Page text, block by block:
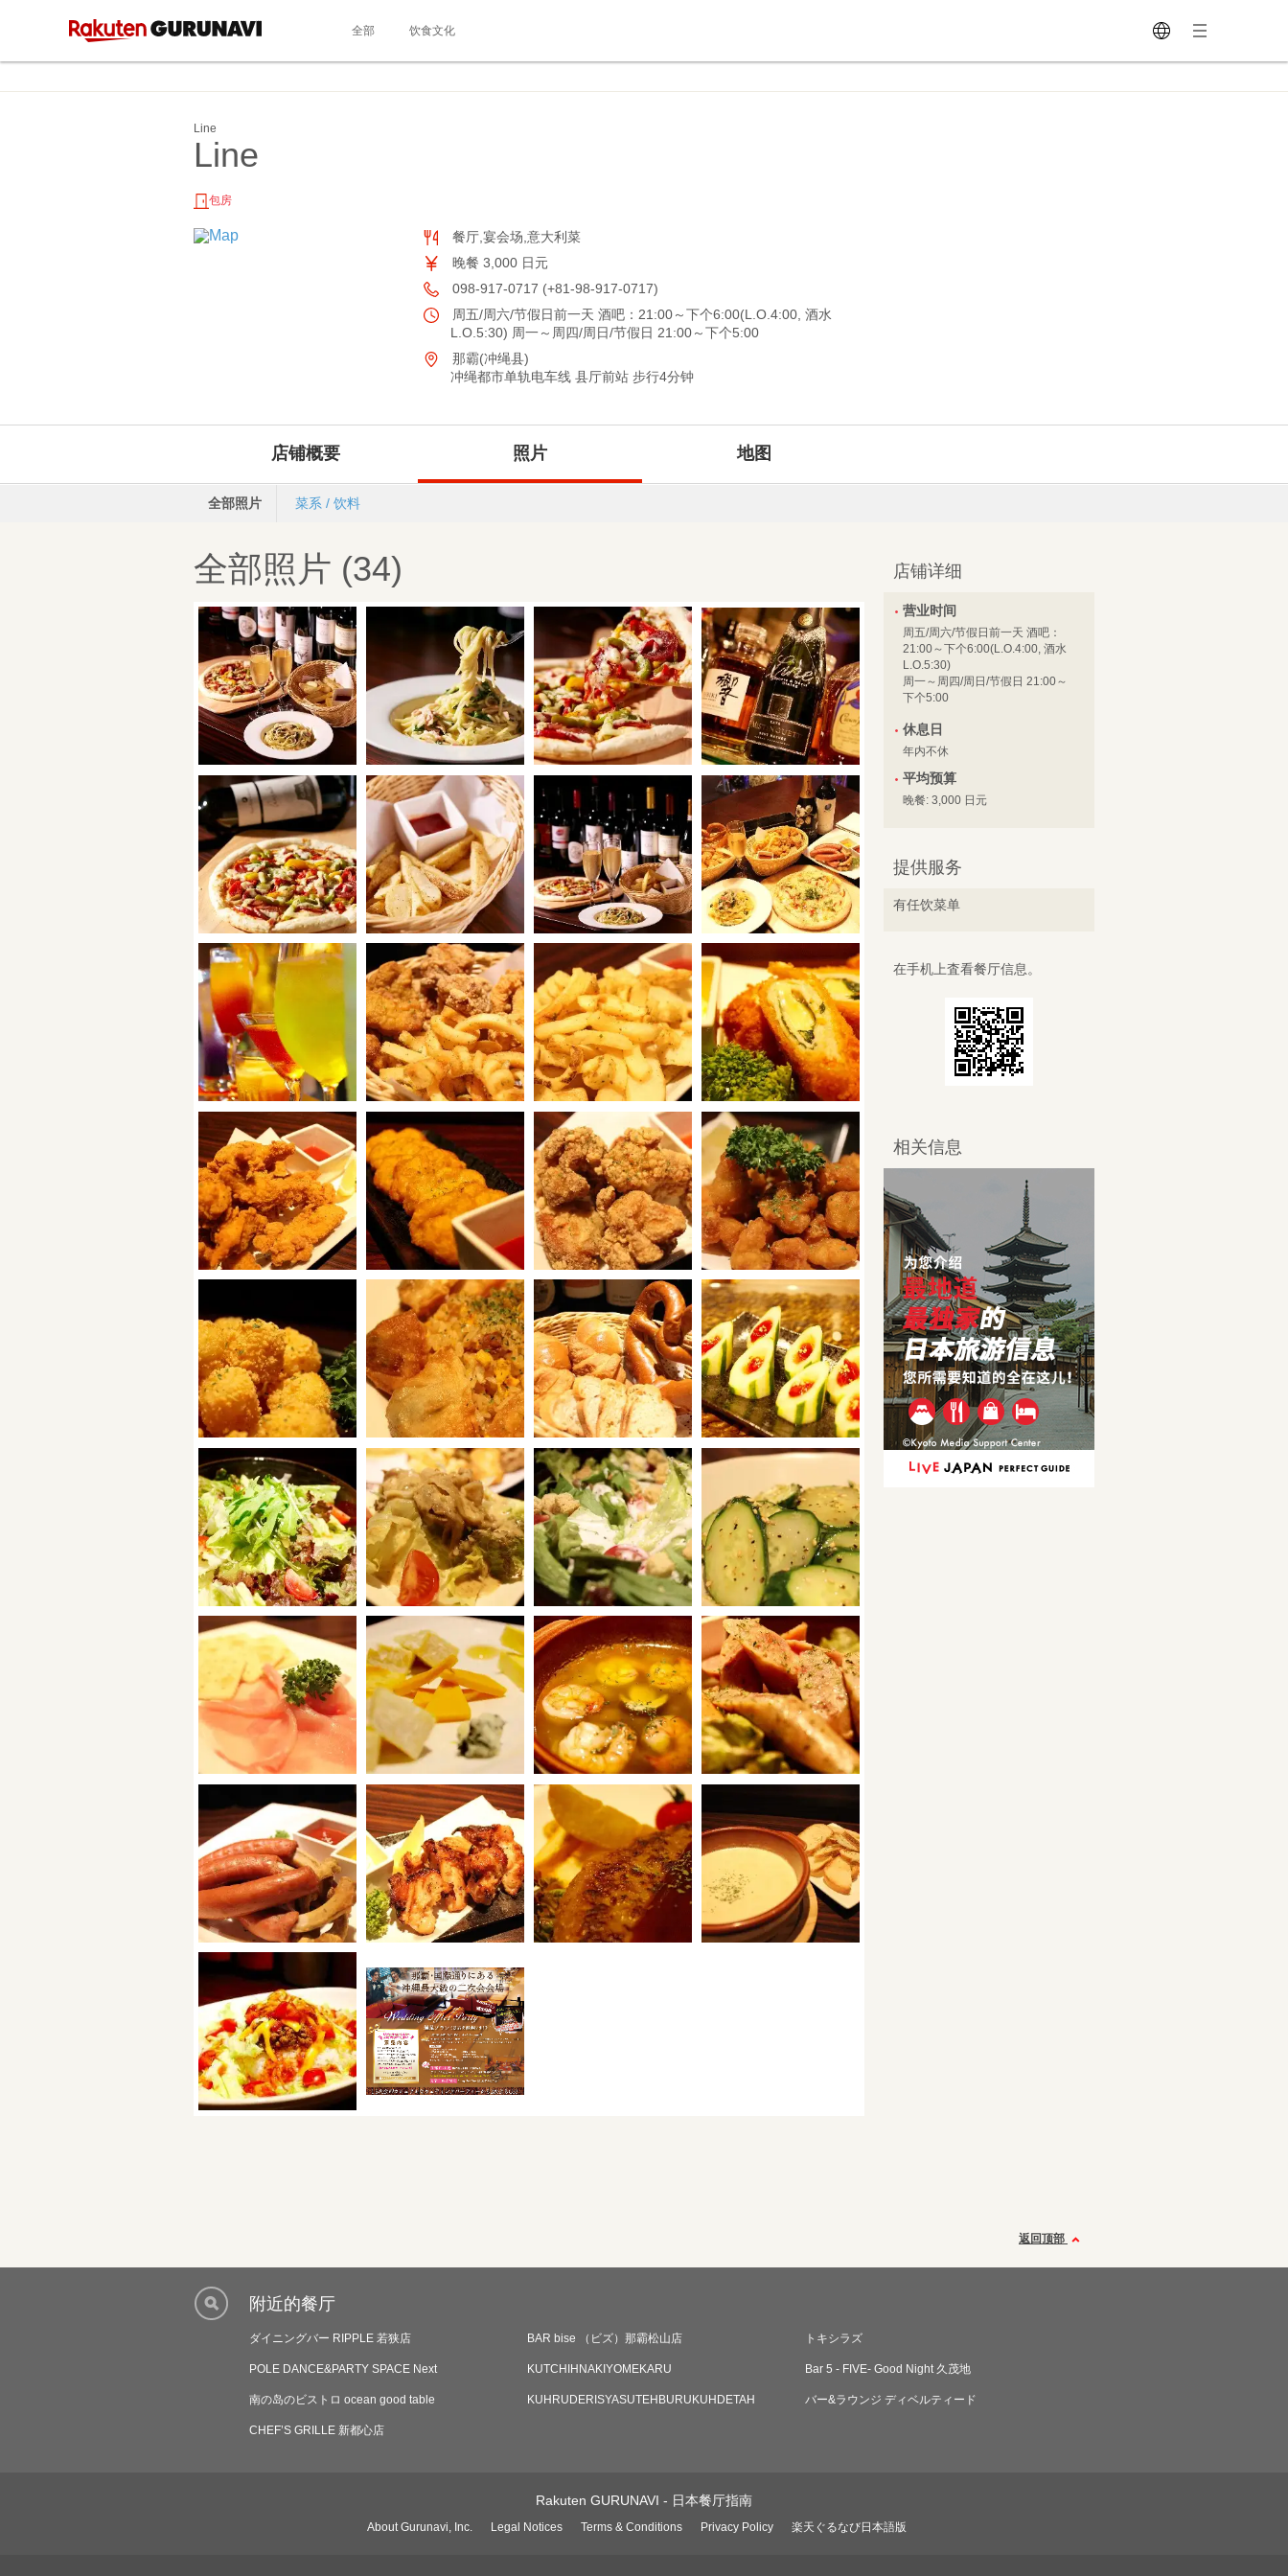
全部 饮食文化
Line
Line
包房
餐厅,宴会场,意大利菜
晚餐 3,000 日元
098-917-0717 (+81-98-917-0717)
周五/周六/节假日前一天 酒吧：21:00～下个6:00(L.O.4:00, 酒水
L.O.5:30) 周一～周四/周日/节假日 21:00～下个5:00
那霸(冲绳县)
冲绳都市单轨电车线 县厅前站 步行4分钟
店铺概要 照片 地图
全部照片 菜系 / 饮料
全部照片 (34) 店铺详细
营业时间
周五/周六/节假日前一天 酒吧：
21:00～下个6:00(L.O.4:00, 酒水
L.O.5:30)
周一～周四/周日/节假日 21:00～
下个5:00
休息日
年内不休
平均预算
晚餐: 3,000 日元
提供服务
有任饮菜单
在手机上査看餐厅信息。
相关信息
返回顶部
附近的餐厅
ダイニングバー RIPPLE 若狭店 BAR bise （ビズ）那霸松山店 トキシラズ
POLE DANCE&PARTY SPACE Next KUTCHIHNAKIYOMEKARU Bar 5 ‐ FIVE‐ Good Night 久茂地
南の岛のビストロ ocean good table KUHRUDERISYASUTEHBURUKUHDETAH バー&ラウンジ ディベルティード
CHEF’S GRILLE 新都心店
Rakuten GURUNAVI - 日本餐厅指南
About Gurunavi, Inc. Legal Notices Terms & Conditions Privacy Policy 楽天ぐるなび日本語版